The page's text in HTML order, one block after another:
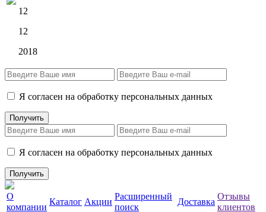
12
12
2018
Я согласен на обработку персональных данных
Я согласен на обработку персональных данных
О
компании
Каталог Акции
Расширенный
поиск
Доставка
Отзывы
клиентов